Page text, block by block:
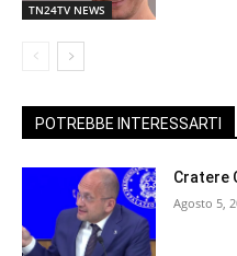
TN24TV NEWS
POTREBBE INTERESSARTI
Cratere
Agosto 5,